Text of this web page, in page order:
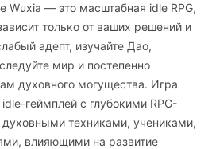
Wuxia — это масштабная idle RPG,
только от ваших решений и
адепт, изучайте Дао,
мир и постепенно
духовного могущества. Игра
геймплей с глубокими RPG-
техниками, учениками,
влияющими на развитие